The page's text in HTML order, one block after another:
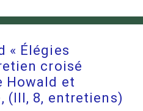
« Élégies
croisé
Howald et
(III, 8, entretiens)